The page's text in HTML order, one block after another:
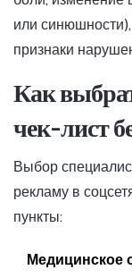
или
признаки
Как
чек-лист
Выбор
рекламу в
пункты:
Медицинское